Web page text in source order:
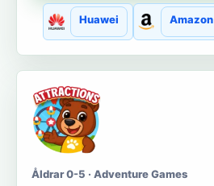
Huawei Amazon
Åldrar 0-5 · Adventure Games